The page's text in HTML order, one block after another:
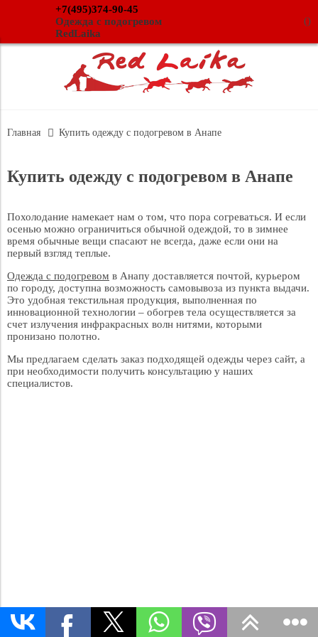
+7(495)374-90-45
Одежда с подогревом
RedLaika
()
Главная Купить одежду с подогревом в Анапе
Купить одежду с подогревом в Анапе
Похолодание намекает нам о том, что пора согреваться. И если
осенью можно ограничиться обычной одеждой, то в зимнее
время обычные вещи спасают не всегда, даже если они на
первый взгляд теплые.
Одежда с подогревом в Анапу доставляется почтой, курьером
по городу, доступна возможность самовывоза из пункта выдачи.
Это удобная текстильная продукция, выполненная по
инновационной технологии – обогрев тела осуществляется за
счет излучения инфракрасных волн нитями, которыми
пронизано полотно.
Мы предлагаем сделать заказ подходящей одежды через сайт, а
при необходимости получить консультацию у наших
специалистов.